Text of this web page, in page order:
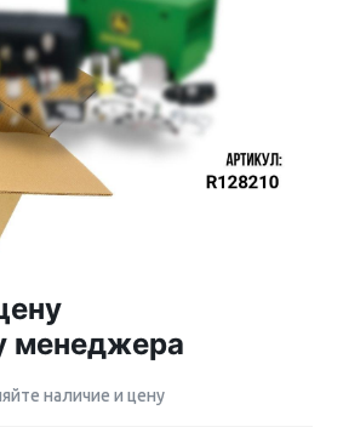
менеджера
наличие и цену